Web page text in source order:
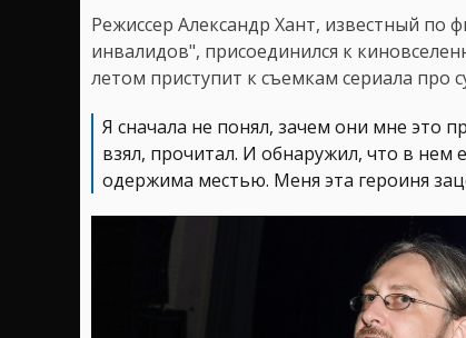
Режиссер Александр Хант, известный
инвалидов", присоединился к
летом приступит к съемкам сериала про
Я сначала не понял, зачем они мне это
взял, прочитал. И обнаружил, что в нем
одержима местью. Меня эта героиня